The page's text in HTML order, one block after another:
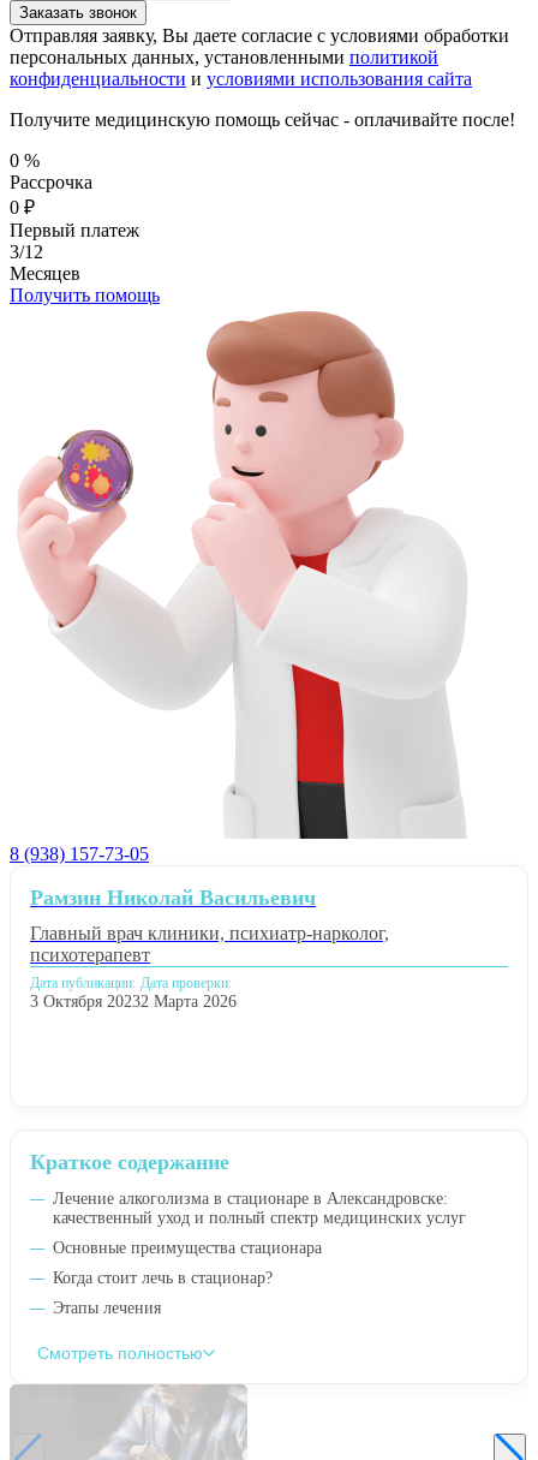
Заказать звонок
Отправляя заявку, Вы даете согласие с условиями обработки
персональных данных, установленными политикой
конфиденциальности и условиями использования сайта
Получите медицинскую помощь сейчас - оплачивайте после!
0 %
Рассрочка
0 ₽
Первый платеж
3/12
Месяцев
Получить помощь
8 (938) 157-73-05
Краткое содержание
Лечение алкоголизма в стационаре в Александровске:
качественный уход и полный спектр медицинских услуг
Основные преимущества стационара
Когда стоит лечь в стационар?
Этапы лечения
Смотреть полностью
Рамзин Николай Васильевич
Главный врач клиники, психиатр-нарколог,
психотерапевт
Дата публикации:
3 Октября 2023
Дата проверки:
2 Марта 2026